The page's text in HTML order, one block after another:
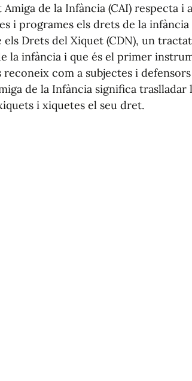
de la Infància (CAI) respecta i
i programes els drets de la
els Drets del Xiquet (CDN), un
la infància i que és el primer
com a subjectes i
de la Infància significa traslladar
i xiquetes el seu dret.